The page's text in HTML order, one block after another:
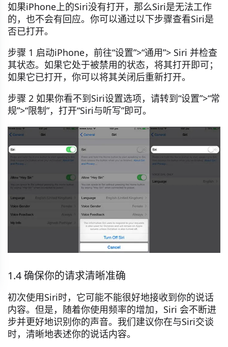
如果iPhone上的Siri没有打开，那么Siri是无法工作
的，也不会有回应。你可以通过以下步骤查看Siri是
否已打开。
步骤 1 启动iPhone，前往“设置”>“通用”> Siri 并检查
其状态。如果它处于被禁用的状态，将其打开即可；
如果它已打开，你可以将其关闭后重新打开。
步骤 2 如果你看不到Siri设置选项，请转到“设置”>“常
规”>“限制”，打开“Siri与听写”即可。
1.4 确保你的请求清晰准确
初次使用Siri时，它可能不能很好地接收到你的说话
内容。但是，随着你使用频率的增加，Siri 会不断进
步并更好地识别你的声音。我们建议你在与Siri交谈
时，清晰地表述你的说话内容。